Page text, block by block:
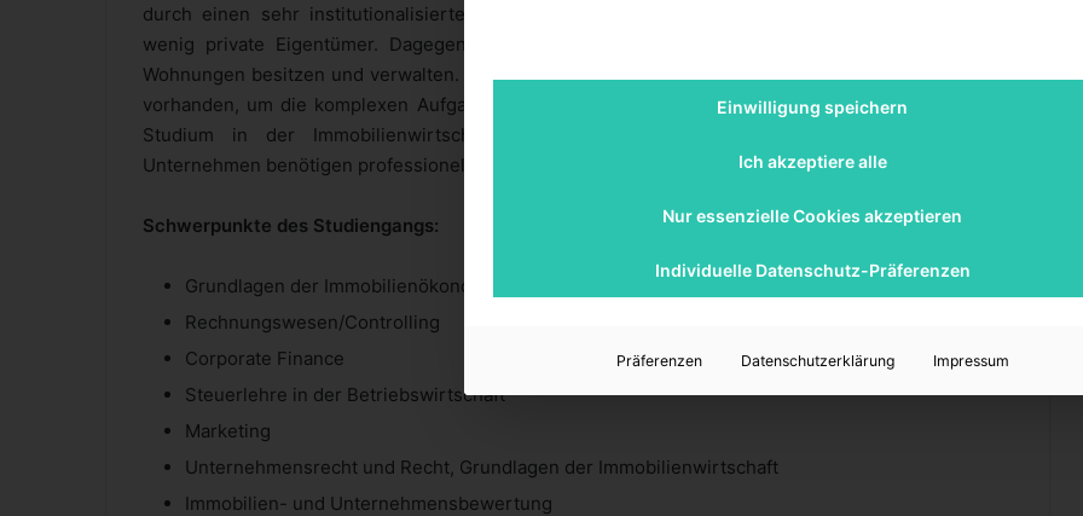
durch einen sehr institutionalisierten Markt gekennzeichnet. Das heißt, es gibt vergleichsweise
wenig private Eigentümer. Dagegen finden sich hier große Bestandshalter, die bis zu 250.000
Wohnungen besitzen und verwalten. In diesen Unternehmen ist ein hoher Professionaliserungsgrad
vorhanden, um die komplexen Aufgaben zu bewältigen. Das ist einer der Gründe, warum ein MBA
Studium in der Immobilienwirtschaft an Attraktivität so zugenommen hat: Professionelle
Unternehmen benötigen professionelle und gut ausgebildete Mitarbeiter.
Schwerpunkte des Studiengangs:
Grundlagen der Immobilienökonomie
Rechnungswesen/Controlling
Corporate Finance
Steuerlehre in der Betriebswirtschaft
Marketing
Unternehmensrecht und Recht, Grundlagen der Immobilienwirtschaft
Immobilien- und Unternehmensbewertung
Einwilligung speichern
Ich akzeptiere alle
Nur essenzielle Cookies akzeptieren
Individuelle Datenschutz-Präferenzen
Präferenzen Datenschutzerklärung Impressum